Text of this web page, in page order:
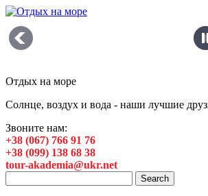
Отдых на море
Солнце, воздух и вода - наши лучшие
Звоните нам:
+38 (067) 766 91 76
+38 (099) 138 68 38
tour-akademia@ukr.net